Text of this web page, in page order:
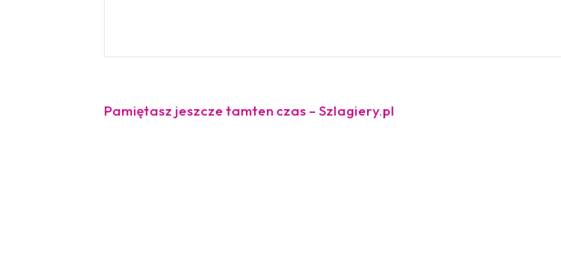
Nawigacja
Pamiętasz jeszcze tamten czas – Szlagiery.pl